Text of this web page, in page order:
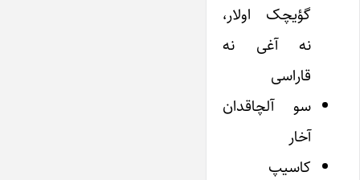
گؤیچک اولار،
نه آغی نه
قاراسی
سو آلچاقدان
آخار
کاسیپ